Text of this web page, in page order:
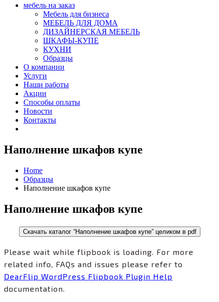
мебель на заказ
Мебель для бизнеса
МЕБЕЛЬ ДЛЯ ДОМА
ДИЗАЙНЕРСКАЯ МЕБЕЛЬ
ШКАФЫ-КУПЕ
КУХНИ
Образцы
О компании
Услуги
Наши работы
Акции
Способы оплаты
Новости
Контакты
Наполнение шкафов купе
Home
Образцы
Наполнение шкафов купе
Наполнение шкафов купе
Скачать каталог “Наполнение шкафов купе” целиком в pdf
Please wait while flipbook is loading. For more
related info, FAQs and issues please refer to
DearFlip WordPress Flipbook Plugin Help
documentation.